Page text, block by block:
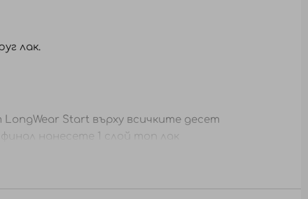
лак.
Start върху всичките десет
нанесете 1 слой топ лак